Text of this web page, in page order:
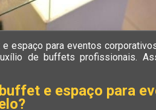
espaço para eventos
de buffets profissionais.
e espaço para